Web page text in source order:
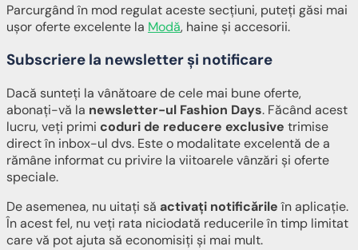
Parcurgând în mod regulat aceste secțiuni, puteți găsi mai
ușor oferte excelente la Modă, haine și accesorii.
Subscriere la newsletter și notificare
Dacă sunteți la vânătoare de cele mai bune oferte,
abonați-vă la newsletter-ul Fashion Days. Făcând acest
lucru, veți primi coduri de reducere exclusive trimise
direct în inbox-ul dvs. Este o modalitate excelentă de a
rămâne informat cu privire la viitoarele vânzări și oferte
speciale.
De asemenea, nu uitați să activați notificărileîn aplicație.
În acest fel, nu veți rata niciodată reducerile în timp limitat
care vă pot ajuta să economisiți și mai mult.